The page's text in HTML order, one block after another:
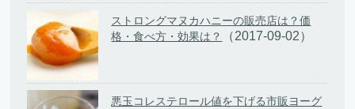
ストロングマヌカハニーの販売店は？価
格・食べ方・効果は？
（2017-09-02）
悪玉コレステロール値を下げる市販ヨーグ